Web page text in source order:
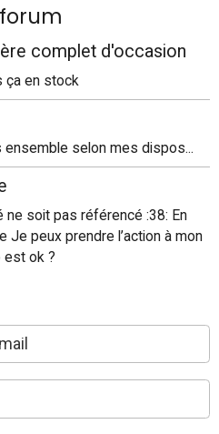
complet d'occasion
ça en stock
selon mes dispos...
soit pas référencé :38: En
peux prendre l’action à mon
est ok ?